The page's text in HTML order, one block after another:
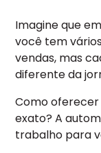
Imagine que
você tem
vendas, mas
diferente da
Como
exato? A
trabalho para